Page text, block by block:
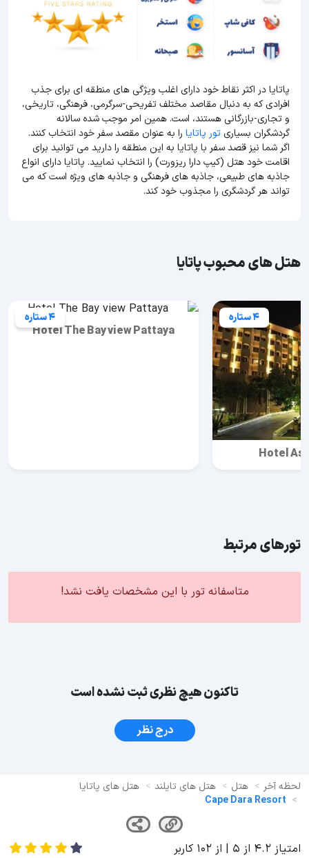
پاتایا در اکثر نقاط خود دارای اغلب ویژگی های منطقه ای برای جذب
افرادی که به دنبال مقاصد مختلف تفریحی-سرگرمی، فرهنگی، تاریخی،
و تجاری-بازرگانی هستند، است. همین امر موجب شده سالانه
گردشگران بسیاریتور پاتایا را به عنوان مقصد سفر خود انتخاب کنند.
اگر شما نیز قصد سفر با پاتایا به این منطقه را دارید می توانید برای
اقامت خود هتل (کیپ دارا ریزورت) را انتخاب نمایید. پاتایا دارای انواع
جاذبه های طبیعی، جاذبه های فرهنگی و جاذبه های ویژه است که می
تواند هر گردشگری را مجذوب خود کند.
هتل های محبوب پاتایا
4 ستاره
Hotel
4 ستاره
Hotel The Bay view Pattaya
تورهای مرتبط
متاسفانه تور با این مشخصات یافت نشد!
تاکنون هیچ نظری ثبت نشده است
درج نظر
لحظه آخر هتل هتل های تایلند
هتل های پاتایا
Cape Dara Resort
امتیاز 4.2 از 5 | از 102 کاربر